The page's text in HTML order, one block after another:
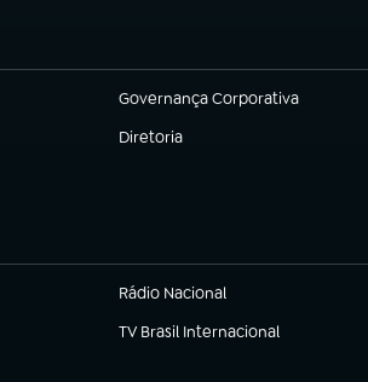
Governança Corporativa
(abre em nova aba)
Diretoria
(abre em nova aba)
Rádio Nacional
TV Brasil Internacional
(abre em nova aba)